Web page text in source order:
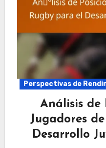
Perspectivas de
Análisis de
Jugadores
Desarrollo